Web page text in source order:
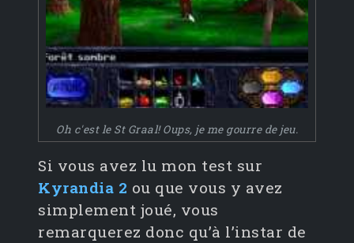
Oh c'est le St Graal! Oups, je me gourre de jeu.
Si vous avez lu mon test sur
Kyrandia 2 ou que vous y avez
simplement joué, vous
remarquerez donc qu’à l’instar de